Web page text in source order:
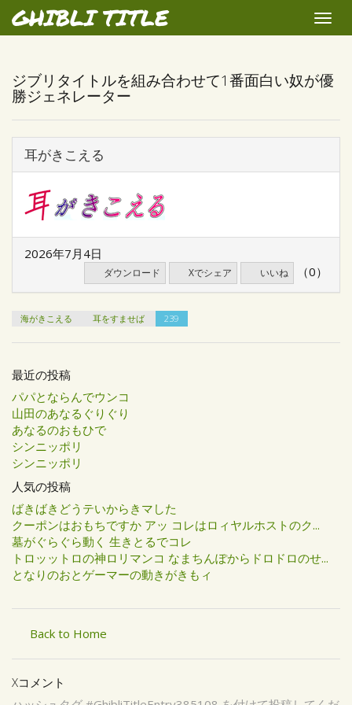
GHIBLI TITLE
Toggle
ジブリタイトルを組み合わせて1番面白い奴が優
勝ジェネレーター
耳がきこえる
2026年7月4日
ダウンロード Xでシェア いいね （0）
海がきこえる 耳をすませば 239
最近の投稿
パパとならんでウンコ
山田のあなるぐりぐり
あなるのおもひで
シンニッポリ
シンニッポリ
人気の投稿
ばきばきどうテいからきマした
クーポンはおもちですか アッ コレはロィヤルホストのク...
墓がぐらぐら動く 生きとるでコレ
トロッットロの神ロリマンコ なまちんぽからドロドロのせ...
となりのおとゲーマーの動きがきもィ
Back to Home
Xコメント